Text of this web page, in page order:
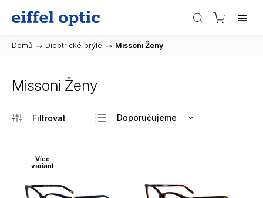
Domů / Dioptrické brýle / Missoni Ženy
Missoni Ženy
Doporučujeme
Abecedně
Více
variant